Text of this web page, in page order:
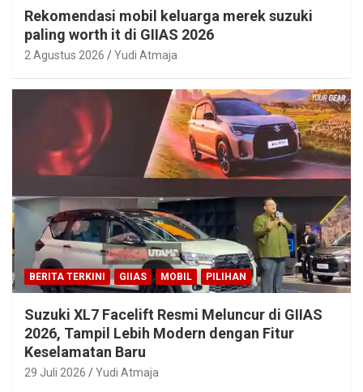
Rekomendasi mobil keluarga merek suzuki
paling worth it di GIIAS 2026
2 Agustus 2026 Yudi Atmaja
BERITA TERKINI GIIAS MOBIL PILIHAN
Suzuki XL7 Facelift Resmi Meluncur di GIIAS
2026, Tampil Lebih Modern dengan Fitur
Keselamatan Baru
29 Juli 2026 Yudi Atmaja